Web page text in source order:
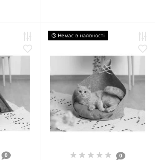
0
😢 Немає в наявності
0